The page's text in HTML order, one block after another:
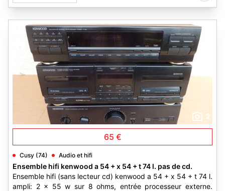
2
65 €
Cusy (74) Audio et hifi
Ensemble hifi kenwood a 54 + x 54 + t 74 l. pas de cd.
Ensemble hifi (sans lecteur cd) kenwood a 54 + x 54 + t 74 l.
ampli: 2 x 55 w sur 8 ohms, entrée processeur externe.